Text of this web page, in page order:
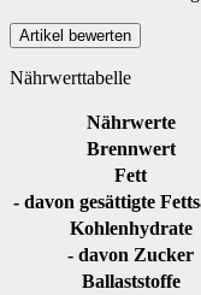
Nährwerttabelle
Nährwerte
Brennwert
Fett
- davon gesättigte
Kohlenhydrate
- davon Zucker
Ballaststoffe